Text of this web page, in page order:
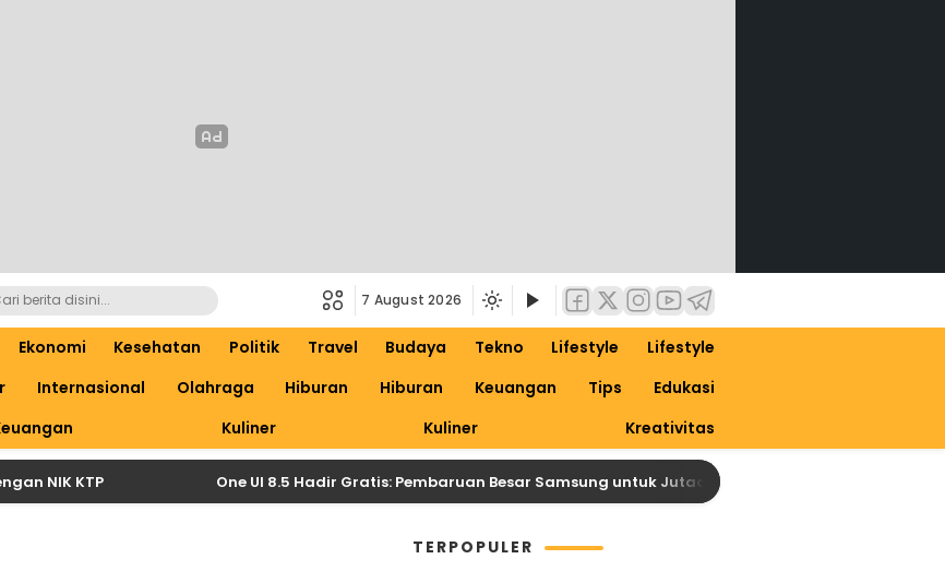
7 August 2026
Ekonomi Kesehatan Politik Travel Budaya Tekno Lifestyle
Lifestyle
Internasional Olahraga Hiburan Hiburan Keuangan Tips
Edukasi
Kuliner Kuliner Kreativitas
NIK KTP One UI 8.5 Hadir Gratis: Pembaruan Besar Samsung untuk Jutaan Galaxy, Siapkan Dirimu untuk
TERPOPULER